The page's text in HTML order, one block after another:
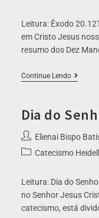
Leitura: Êxodo
em Cristo Jesus
resumo dos Dez
Continue Lendo
Dia do
Elienai Bispo
Catecismo
Leitura: Dia do
no Senhor Jesus
catecismo, está